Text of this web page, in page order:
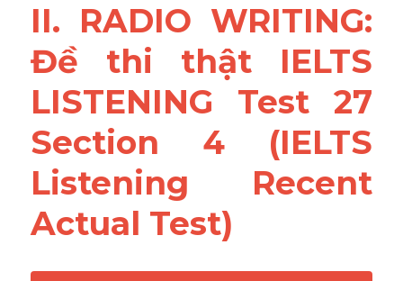
II. RADIO WRITING:
Đề thi thật IELTS
LISTENING Test 27
Section 4 (IELTS
Listening Recent
Actual Test)